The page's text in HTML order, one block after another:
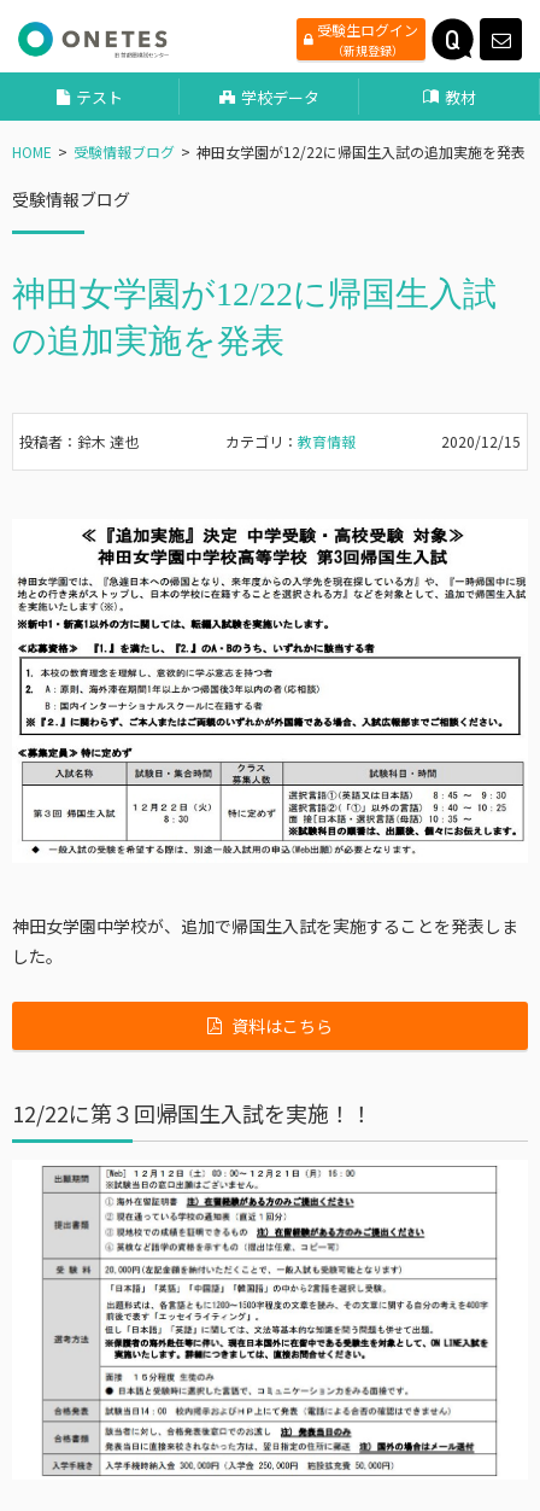
受験生ログイン
（新規登録）
テスト 学校データ 教材
HOME 受験情報ブログ 神田女学園が12/22に帰国生入試の追加実施を発表
受験情報ブログ
神田女学園が12/22に帰国生入試
の追加実施を発表
投稿者：鈴木 達也 カテゴリ： 教育情報 2020/12/15
神田女学園中学校が、追加で帰国生入試を実施することを発表しま
した。
資料はこちら
12/22に第３回帰国生入試を実施！！